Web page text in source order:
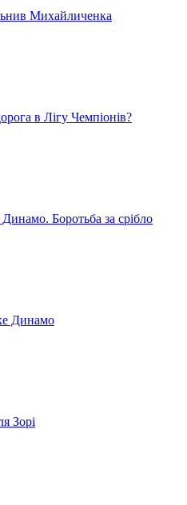
Михайличенка
в Лігу Чемпіонів?
Динамо. Боротьба за срібло
Динамо
Зорі